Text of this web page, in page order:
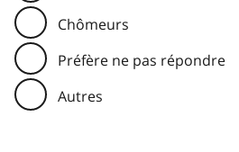
Chômeurs
Préfère ne pas répondre
Autres